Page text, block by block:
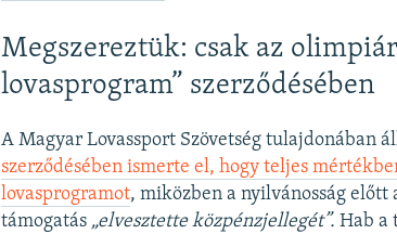
Megszereztük: csak az
lovasprogram” szerződésében
A Magyar Lovassport Szövetség tulajdonában
szerződésében ismerte el, hogy teljes
lovasprogramot, miközben a nyilvánosság
támogatás „elvesztette közpénzjellegét”. Hab a